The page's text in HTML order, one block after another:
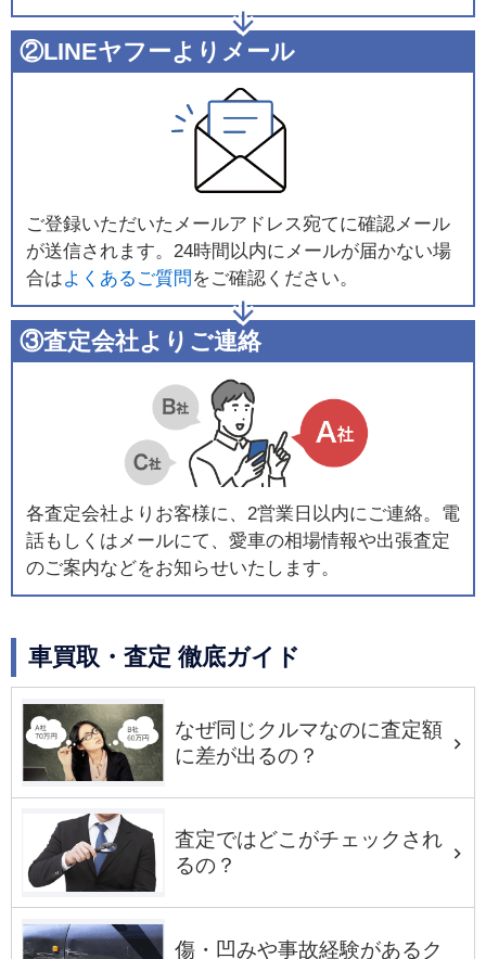
②LINEヤフーよりメール
ご登録いただいたメールアドレス宛てに確認メール
が送信されます。24時間以内にメールが届かない場
合はよくあるご質問 をご確認ください。
③査定会社よりご連絡
各査定会社よりお客様に、2営業日以内にご連絡。電
話もしくはメールにて、愛車の相場情報や出張査定
のご案内などをお知らせいたします。
車買取・査定 徹底ガイド
なぜ同じクルマなのに査定額
に差が出るの？
査定ではどこがチェックされ
るの？
傷・凹みや事故経験があるク